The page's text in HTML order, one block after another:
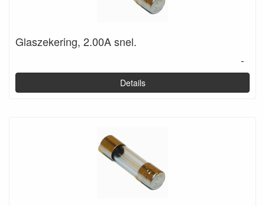
Glaszekering, 2.00A snel.
-
Details